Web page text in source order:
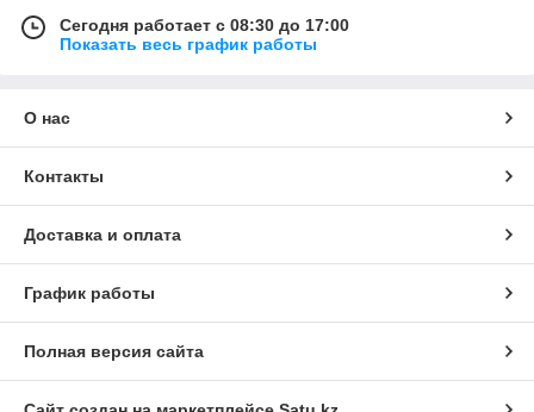
Сегодня работает с 08:30 до 17:00
Показать весь график работы
О нас
Контакты
Доставка и оплата
График работы
Полная версия сайта